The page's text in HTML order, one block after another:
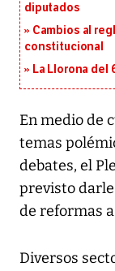
diputados
Cambios al
constitucional
La Llorona del
En medio de
temas
debates, el
previsto
de reformas
Diversos